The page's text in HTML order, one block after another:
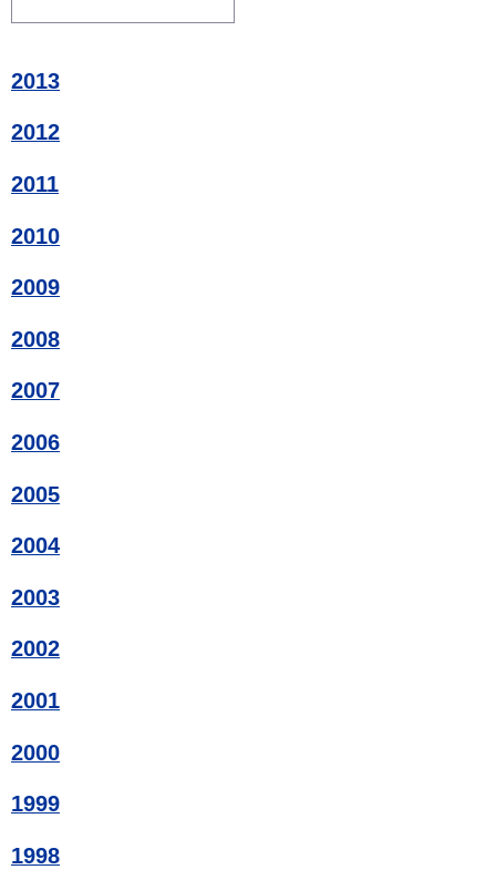
2013
2012
2011
2010
2009
2008
2007
2006
2005
2004
2003
2002
2001
2000
1999
1998